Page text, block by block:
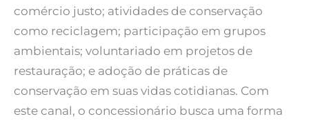
comércio justo; atividades de conservação
como reciclagem; participação em grupos
ambientais; voluntariado em projetos de
restauração; e adoção de práticas de
conservação em suas vidas cotidianas. Com
este canal, o concessionário busca uma forma